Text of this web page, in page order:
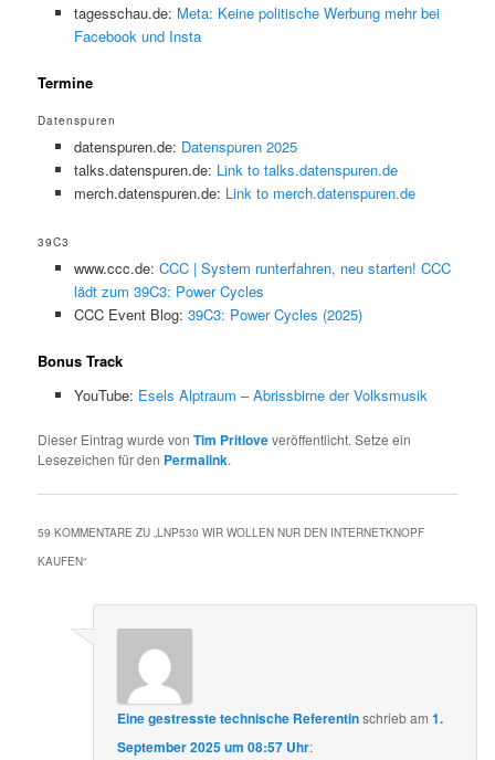
tagesschau.de: Meta: Keine politische Werbung mehr bei
Facebook und Insta
Termine
Datenspuren
datenspuren.de: Datenspuren 2025
talks.datenspuren.de: Link to talks.datenspuren.de
merch.datenspuren.de: Link to merch.datenspuren.de
39C3
www.ccc.de: CCC | System runterfahren, neu starten! CCC
lädt zum 39C3: Power Cycles
CCC Event Blog: 39C3: Power Cycles (2025)
Bonus Track
YouTube: Esels Alptraum – Abrissbirne der Volksmusik
Dieser Eintrag wurde vonTim Pritloveveröffentlicht. Setze ein
Lesezeichen für den Permalink.
59 KOMMENTARE ZU „LNP530 WIR WOLLEN NUR DEN INTERNETKNOPF
KAUFEN“
Eine gestresste technische Referentinschriebam1.
September 2025 um 08:57 Uhr: